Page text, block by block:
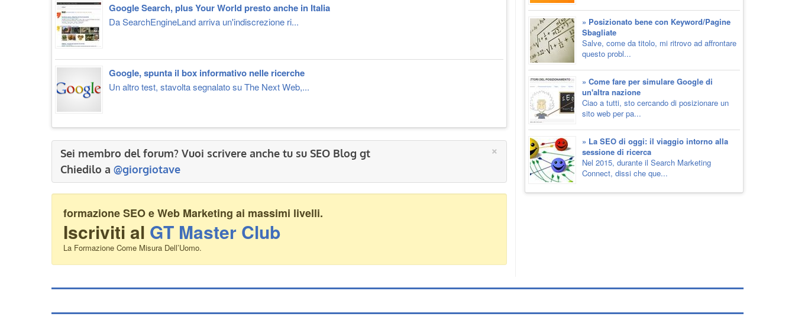
Google Search, plus Your World presto anche in Italia
Da SearchEngineLand arriva un'indiscrezione ri...
Google, spunta il box informativo nelle ricerche
Un altro test, stavolta segnalato su The Next Web,...
×
Sei membro del forum? Vuoi scrivere anche tu su SEO Blog gt
Chiedilo a @giorgiotave
formazione SEO e Web Marketing ai massimi livelli.
Iscriviti al GT Master Club
La Formazione Come Misura Dell’Uomo.
» Posizionato bene con Keyword/Pagine
Sbagliate
Salve, come da titolo, mi ritrovo ad affrontare
questo probl...
» Come fare per simulare Google di
un'altra nazione
Ciao a tutti, sto cercando di posizionare un
sito web per pa...
» La SEO di oggi: il viaggio intorno alla
sessione di ricerca
Nel 2015, durante il Search Marketing
Connect, dissi che que...